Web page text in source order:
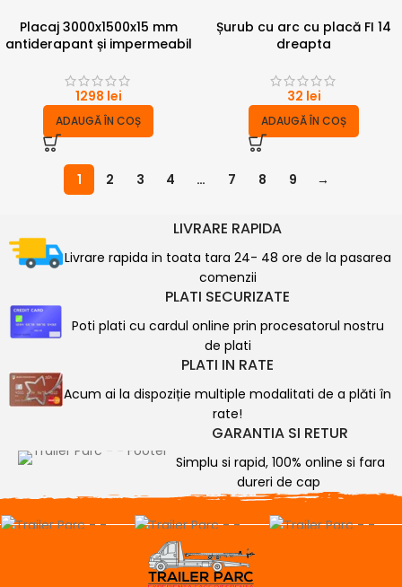
Placaj 3000x1500x15 mm
antiderapant și impermeabil
1298 lei
ADAUGĂ ÎN COȘ
Șurub cu arc cu placă FI 14
dreapta
32 lei
ADAUGĂ ÎN COȘ
1 2 3 4 … 7 8 9 →
LIVRARE RAPIDA
Livrare rapida in toata tara 24- 48 ore de la pasarea
comenzii
PLATI SECURIZATE
Poti plati cu cardul online prin procesatorul nostru
de plati
PLATI IN RATE
Acum ai la dispoziție multiple modalitati de a plăti în
rate!
GARANTIA SI RETUR
Simplu si rapid, 100% online si fara
dureri de cap